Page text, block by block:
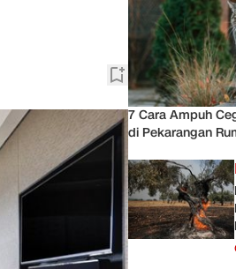
7 Cara Ampuh
di Pekarangan